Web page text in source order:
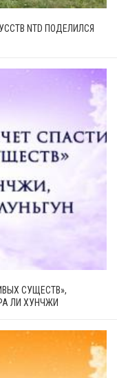
NTD ПОДЕЛИЛСЯ
СУЩЕСТВ»,
ЛИ ХУНЧЖИ